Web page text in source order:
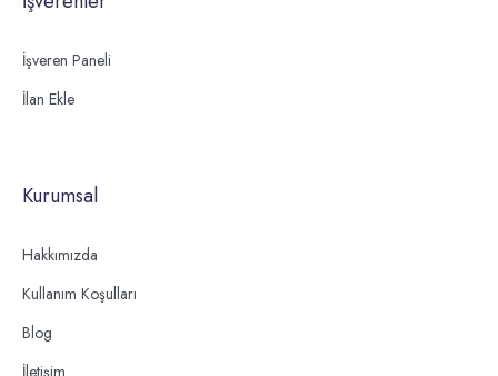
İşveren Paneli
İlan Ekle
Kurumsal
Hakkımızda
Kullanım Koşulları
Blog
İletişim